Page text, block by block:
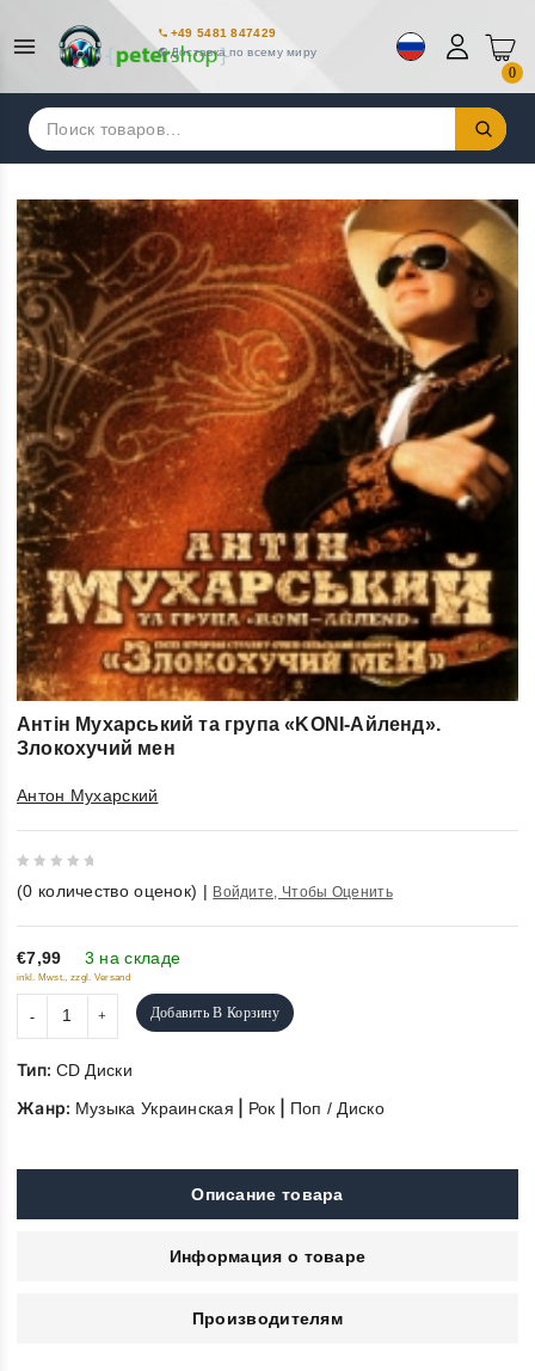
+49 5481 847429
Доставка по всему миру
0
Искать:
Антін Мухарський та група «KONI-Айленд».
Злокохучий мен
Антон Мухарский
out
of
5
(0 количество оценок) | Войдите, Чтобы Оценить
€7,99 3 на складе
inkl. Mwst., zzgl. Versand
Добавить В Корзину
Тип: CD Диски
Жанр: Музыка Украинская Рок Поп / Диско
Описание товара
Информация о товаре
Производителям